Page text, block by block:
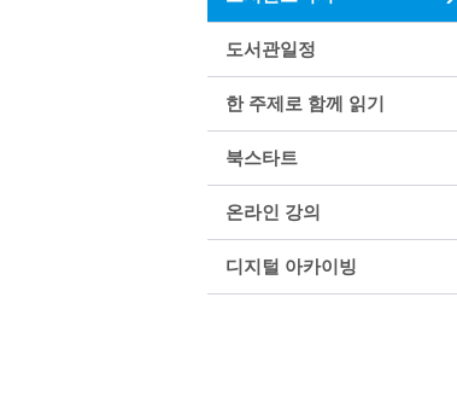
도서관일정
한 주제로 함께 읽기
북스타트
온라인 강의
디지털 아카이빙